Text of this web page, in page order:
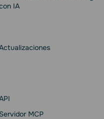
IA
Servidor MCP